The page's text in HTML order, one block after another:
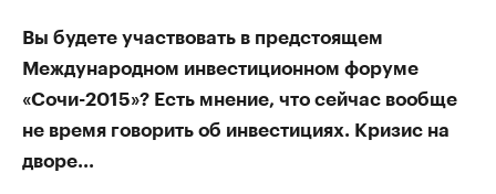
Вы будете участвовать в предстоящем
Международном инвестиционном форуме
«Сочи-2015»? Есть мнение, что сейчас вообще
не время говорить об инвестициях. Кризис на
дворе...